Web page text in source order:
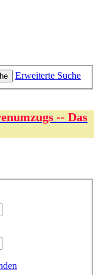
Erweiterte Suche
-- Das